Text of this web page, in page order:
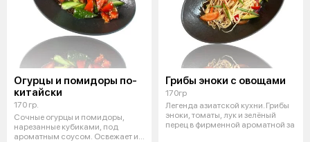
Огурцы и помидоры по-
китайски
170 гр.
Сочные огурцы и помидоры,
нарезанные кубиками, под
ароматным соусом. Освежает и
Грибы эноки с овощами
170гр
Легенда азиатской кухни. Грибы
эноки, томаты, лук и зелёный
перец в фирменной ароматной за